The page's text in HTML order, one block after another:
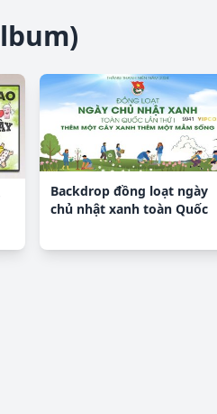
Backdrop đồng loạt ngày
chủ nhật xanh toàn Quốc